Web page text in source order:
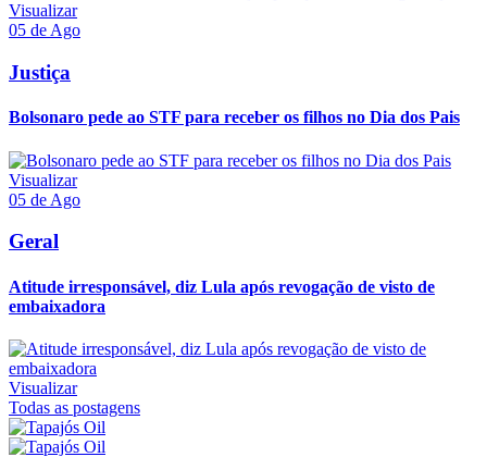
Visualizar
05 de Ago
Justiça
Bolsonaro pede ao STF para receber os filhos no Dia dos Pais
Visualizar
05 de Ago
Geral
Atitude irresponsável, diz Lula após revogação de visto de
embaixadora
Visualizar
Todas as postagens